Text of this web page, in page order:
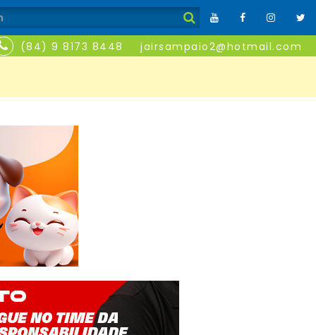
(84) 9 8173 8448 jairsampaio2@hotmail.com